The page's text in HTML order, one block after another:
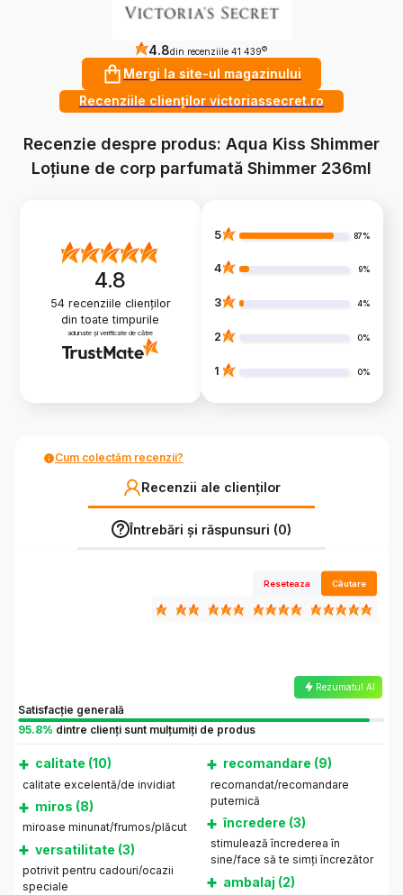
4.8din recenziile 41 439 ?
Mergi la site-ul magazinului
Recenziile clienților victoriassecret.ro
Recenzie despre produs: Aqua Kiss Shimmer
Loțiune de corp parfumată Shimmer 236ml
4.8
54recenziile clienților
din toate timpurile
adunate și verificate de către
5 87%
4 9%
3 4%
2 0%
1 0%
Cum colectăm recenzii?
Recenzii ale clienților
Întrebări și răspunsuri (0)
Reseteaza Căutare
Rezumatul AI
Satisfacție generală
95.8% dintre clienți sunt mulțumiți de produs
+ calitate (10)
calitate excelentă/de invidiat
+ miros (8)
miroase minunat/frumos/plăcut
+ versatilitate (3)
potrivit pentru cadouri/ocazii
speciale
+ recomandare (9)
recomandat/recomandare
puternică
+ încredere (3)
stimulează încrederea în
sine/face să te simți încrezător
+ ambalaj (2)